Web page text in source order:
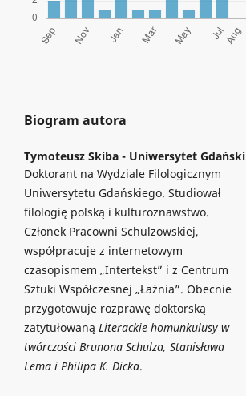
Biogram autora
Tymoteusz Skiba - Uniwersytet Gdański
Doktorant na Wydziale Filologicznym
Uniwersytetu Gdańskiego. Studiował
filologię polską i kulturoznawstwo.
Członek Pracowni Schulzowskiej,
współpracuje z internetowym
czasopismem „Intertekst” i z Centrum
Sztuki Współczesnej „Łaźnia”. Obecnie
przygotowuje rozprawę doktorską
zatytułowaną Literackie homunkulusy w
twórczości Brunona Schulza, Stanisława
Lema i Philipa K. Dicka.